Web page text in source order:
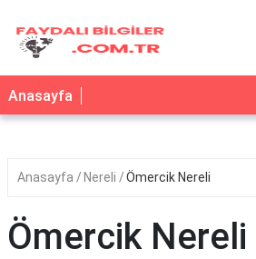
Anasayfa
Anasayfa Nereli Ömercik Nereli
Ömercik Nereli